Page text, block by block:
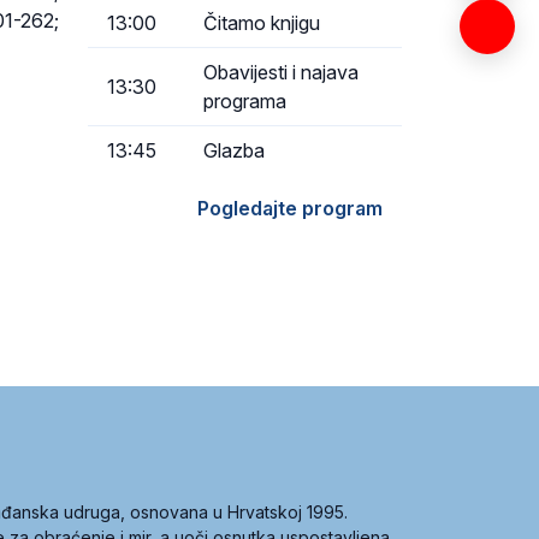
262;
13:00 Čitamo knjigu
13:30
Obavijesti i najava
programa
13:45 Glazba
Pogledajte program
udruga, osnovana u Hrvatskoj 1995.